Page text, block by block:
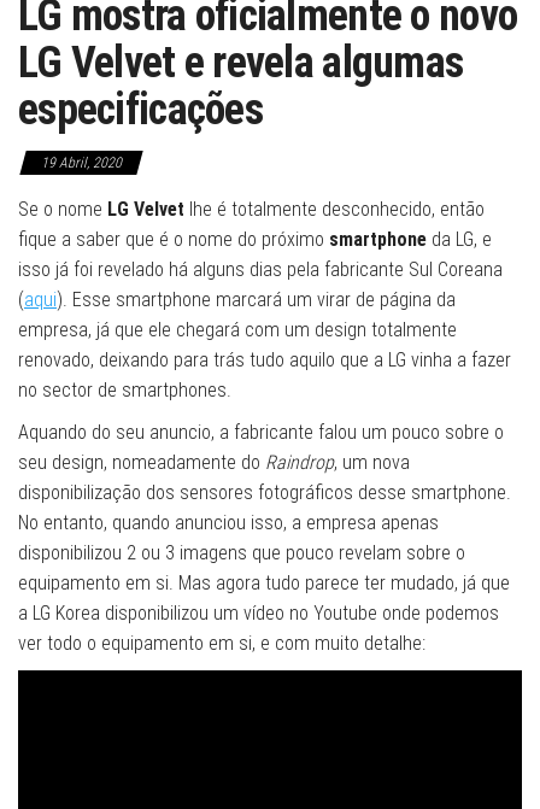
LG mostra oficialmente o novo
LG Velvet e revela algumas
especificações
19 Abril, 2020
Se o nome LG Velvet lhe é totalmente desconhecido, então
fique a saber que é o nome do próximo smartphone da LG, e
isso já foi revelado há alguns dias pela fabricante Sul Coreana
(aqui). Esse smartphone marcará um virar de página da
empresa, já que ele chegará com um design totalmente
renovado, deixando para trás tudo aquilo que a LG vinha a fazer
no sector de smartphones.
Aquando do seu anuncio, a fabricante falou um pouco sobre o
seu design, nomeadamente do Raindrop, um nova
disponibilização dos sensores fotográficos desse smartphone.
No entanto, quando anunciou isso, a empresa apenas
disponibilizou 2 ou 3 imagens que pouco revelam sobre o
equipamento em si. Mas agora tudo parece ter mudado, já que
a LG Korea disponibilizou um vídeo no Youtube onde podemos
ver todo o equipamento em si, e com muito detalhe: